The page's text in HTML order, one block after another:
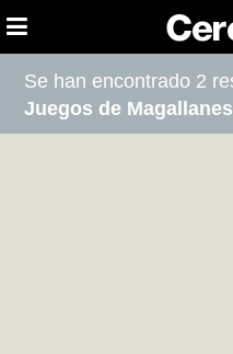
Se han encontrado 2
Juegos de